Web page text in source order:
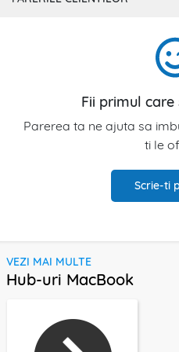
Fii primul
Parerea ta ne ajuta sa
ti le
Scrie-ti
VEZI MAI MULTE
Hub-uri MacBook